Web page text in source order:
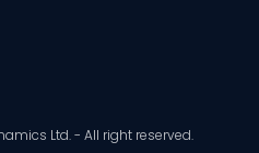
Ltd. - All right reserved.